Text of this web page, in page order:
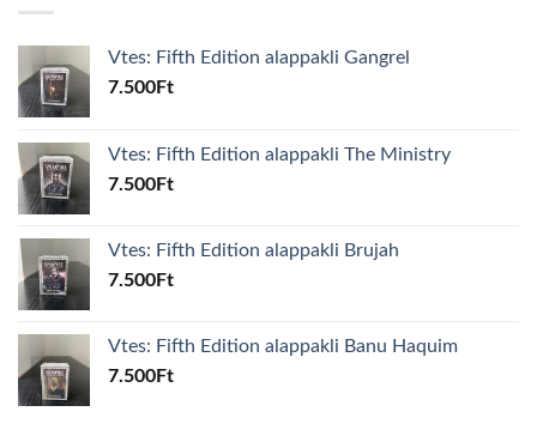
Vtes: Fifth Edition alappakli Gangrel
7.500Ft
Vtes: Fifth Edition alappakli The Ministry
7.500Ft
Vtes: Fifth Edition alappakli Brujah
7.500Ft
Vtes: Fifth Edition alappakli Banu Haquim
7.500Ft